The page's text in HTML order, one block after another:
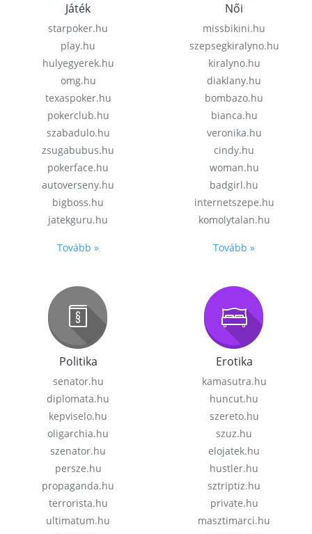
Játék
starpoker.hu
play.hu
hulyegyerek.hu
omg.hu
texaspoker.hu
pokerclub.hu
szabadulo.hu
zsugabubus.hu
pokerface.hu
autoverseny.hu
bigboss.hu
jatekguru.hu
Tovább »
Női
missbikini.hu
szepsegkiralyno.hu
kiralyno.hu
diaklany.hu
bombazo.hu
bianca.hu
veronika.hu
cindy.hu
woman.hu
badgirl.hu
internetszepe.hu
komolytalan.hu
Tovább »
Politika
senator.hu
diplomata.hu
kepviselo.hu
oligarchia.hu
szenator.hu
persze.hu
propaganda.hu
terrorista.hu
ultimatum.hu
Erotika
kamasutra.hu
huncut.hu
szereto.hu
szuz.hu
elojatek.hu
hustler.hu
sztriptiz.hu
private.hu
masztimarci.hu